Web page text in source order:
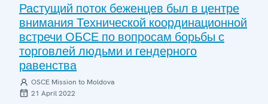
Растущий поток беженцев был в центре
внимания Технической координационной
встречи ОБСЕ по вопросам борьбы с
торговлей людьми и гендерного
равенства
OSCE Mission to Moldova
21 April 2022